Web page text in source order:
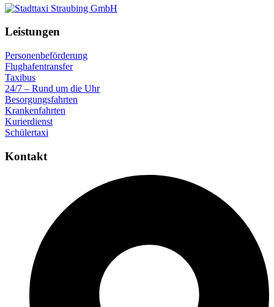
Leistungen
Personenbeförderung
Flughafentransfer
Taxibus
24/7 – Rund um die Uhr
Besorgungsfahrten
Krankenfahrten
Kurierdienst
Schülertaxi
Kontakt